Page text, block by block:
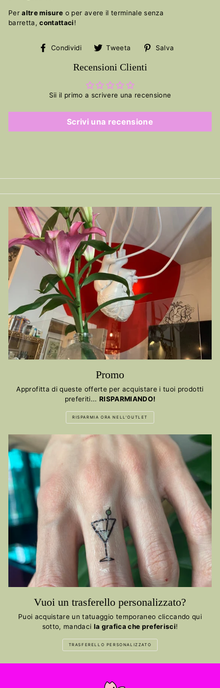
Per altre misure o per avere il terminale senza
barretta, contattaci!
Condividi
Condividi
Facebook
Tweeta
Tweet
Twitter
Salva
Recensioni Clienti
Sii il primo a scrivere una recensione
Scrivi una recensione
Promo
Approfitta di queste offerte per acquistare i tuoi prodotti
preferiti... RISPARMIANDO!
RISPARMIA ORA NELL'OUTLET
Vuoi un trasferello personalizzato?
Puoi acquistare un tatuaggio temporaneo cliccando qui
sotto, mandaci la grafica che preferisci!
TRASFERELLO PERSONALIZZATO